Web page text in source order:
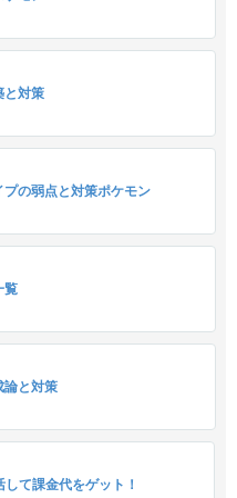
と対策
プの弱点と対策ポケモン
覧
論と対策
て課金代をゲット！